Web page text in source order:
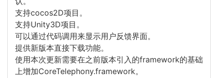
支持cocos2D项目。
支持Unity3D项目。
可以通过代码调用来显示用户反馈界面。
提供新版本直接下载功能。
使用本次更新需要在之前版本引入的framework的基础
上增加CoreTelephony.framework。